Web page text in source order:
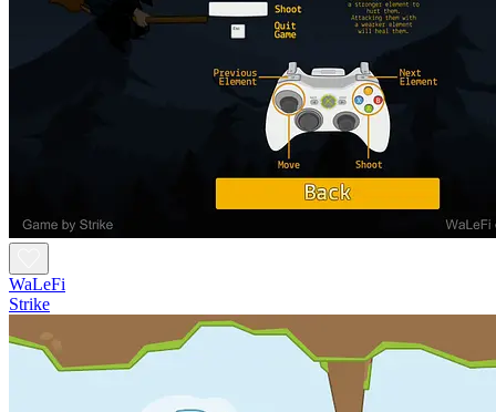
WaLeFi
Strike